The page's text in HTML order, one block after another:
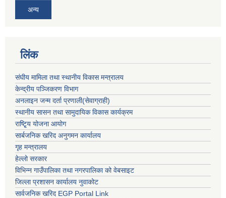
अन्य
लिंक
संघीय मामिला तथा स्थानीय विकास मन्त्रालय
केन्द्रीय पञ्जिकरण विभाग
अनलाइन जन्म दर्ता प्रणाली(सेवाग्राही)
स्थानीय सासन तथा सामुदायिक विकास कार्यक्रम
राष्टि्ृय योजना आयोग
सार्बजनिक खरिद अनुगमन कार्यालय
गृह मन्त्रालय
हेल्लो सरकार
विभिन्न गाउँपालिका तथा नगरपालिका को वेबसाइट
जिल्ला प्रशासन कार्यालय नुवाकोट
सार्वजनिक खरिद EGP Portal Link